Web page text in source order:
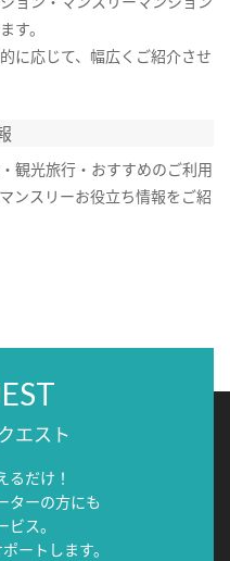
す。
に応じて、幅広くご紹介させ
観光旅行・おすすめのご利用
ンスリーお役立ち情報をご紹
エスト
るだけ！
ターの方にも
ス。
ートします。